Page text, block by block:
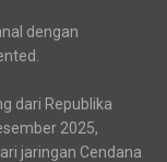
dengan
dari Republika
2025,
jaringan Cendana